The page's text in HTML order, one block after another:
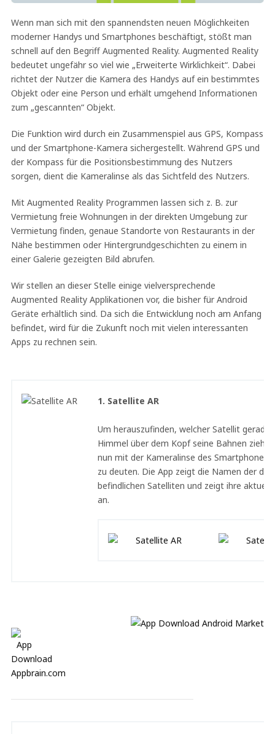
Wenn man sich mit den spannendsten neuen Möglichkeiten
moderner Handys und Smartphones beschäftigt, stößt man
schnell auf den Begriff Augmented Reality. Augmented Reality
bedeutet ungefähr so viel wie „Erweiterte Wirklichkeit“. Dabei
richtet der Nutzer die Kamera des Handys auf ein bestimmtes
Objekt oder eine Person und erhält umgehend Informationen
zum „gescannten“ Objekt.
Die Funktion wird durch ein Zusammenspiel aus GPS, Kompass
und der Smartphone-Kamera sichergestellt. Während GPS und
der Kompass für die Positionsbestimmung des Nutzers
sorgen, dient die Kameralinse als das Sichtfeld des Nutzers.
Mit Augmented Reality Programmen lassen sich z. B. zur
Vermietung freie Wohnungen in der direkten Umgebung zur
Vermietung finden, genaue Standorte von Restaurants in der
Nähe bestimmen oder Hintergrundgeschichten zu einem in
einer Galerie gezeigten Bild abrufen.
Wir stellen an dieser Stelle einige vielversprechende
Augmented Reality Applikationen vor, die bisher für Android
Geräte erhältlich sind. Da sich die Entwicklung noch am Anfang
befindet, wird für die Zukunft noch mit vielen interessanten
Apps zu rechnen sein.
1. Satellite AR
Um herauszufinden, welcher Satellit gerade
Himmel über dem Kopf seine Bahnen zieht,
nun mit der Kameralinse des Smartphones
zu deuten. Die App zeigt die Namen der
befindlichen Satelliten und zeigt ihre
an.